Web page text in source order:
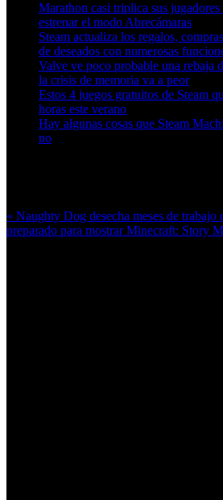
Marathon casi triplica sus jugadores
estrenar el modo Abrecámaras
Steam actualiza los regalos,
de deseados con numerosas
Valve ve poco probable una rebaja
la crisis de memoria va a peor
Estos 4 juegos gratuitos de Steam
horas este verano
Hay algunas cosas que Steam
no
« Naughty Dog desecha meses de trabajo
preparado para mostrar Minecraft: Story